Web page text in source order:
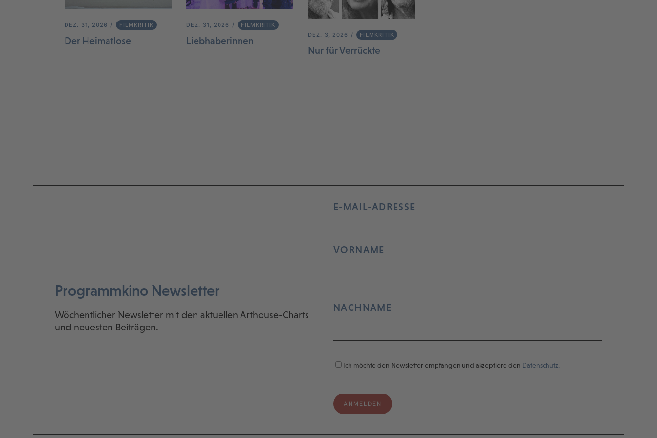
DEZ. 31, 2026 FILMKRITIK
Der Heimatlose
DEZ. 31, 2026 FILMKRITIK
Liebhaberinnen
DEZ. 3, 2026 FILMKRITIK
Nur für Verrückte
Programmkino Newsletter
Wöchentlicher Newsletter mit den aktuellen Arthouse-Charts
und neuesten Beiträgen.
E-MAIL-ADRESSE
VORNAME
NACHNAME
Ich möchte den Newsletter empfangen und akzeptiere den Datenschutz.